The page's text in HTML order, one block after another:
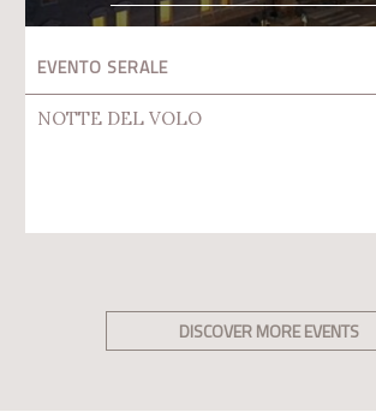
EVENTO SERALE
NOTTE DEL VOLO
DISCOVER MORE EVENTS